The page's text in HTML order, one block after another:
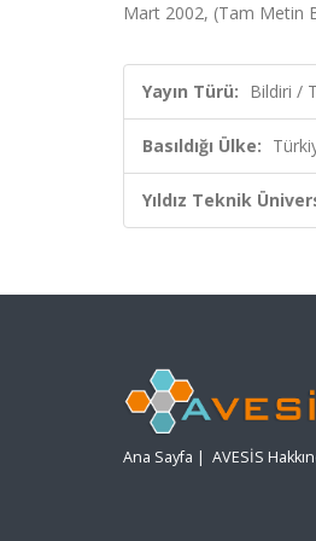
Mart 2002, (Tam Metin
Yayın Türü: Bildiri /
Basıldığı Ülke:
Yıldız Teknik
Ana Sayfa | AVESİS